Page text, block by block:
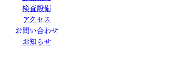
検査設備
アクセス
お問い合わせ
お知らせ